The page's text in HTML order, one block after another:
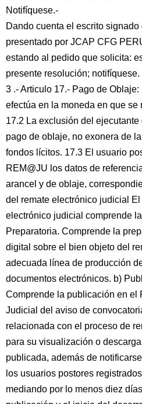
Notifíquese.-
Dando cuenta el escrito
presentado por JCAP CFG
estando al pedido que solicita:
presente resolución; notifíquese.
3 .- Articulo 17.- Pago de
efectúa en la moneda en que
17.2 La exclusión del
pago de oblaje, no exonera de
fondos lícitos. 17.3 El usuario
REM@JU los datos de
arancel y de oblaje,
del remate electrónico judicial
electrónico judicial comprende
Preparatoria. Comprende la
digital sobre el bien objeto del
adecuada línea de producción
documentos electrónicos. b)
Comprende la publicación en el
Judicial del aviso de
relacionada con el proceso de
para su visualización o
publicada, además de
los usuarios postores
mediando por lo menos diez